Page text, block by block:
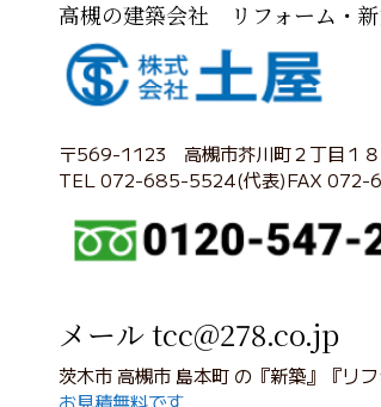
高槻の建築会社 リフォーム・
〒569-1123 高槻市芥川町２丁目１
TEL 072-685-5524(代表)FAX 072-
メール tcc@278.co.jp
茨木市 高槻市 島本町 の『新築』『リ
お見積無料です